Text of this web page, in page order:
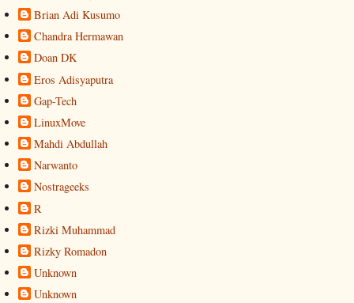
Brian Adi Kusumo
Chandra Hermawan
Doan DK
Eros Adisyaputra
Gap-Tech
LinuxMove
Mahdi Abdullah
Narwanto
Nostrageeks
R
Rizki Muhammad
Rizky Romadon
Unknown
Unknown